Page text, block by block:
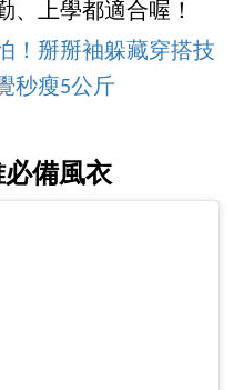
、上學都適合喔！
！掰掰袖躲藏穿搭技
秒瘦5公斤
備風衣